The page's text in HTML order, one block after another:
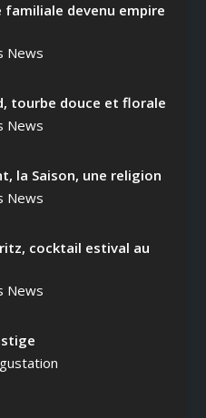
familiale devenu empire
News
tourbe douce et florale
News
la Saison, une religion
News
cocktail estival au
News